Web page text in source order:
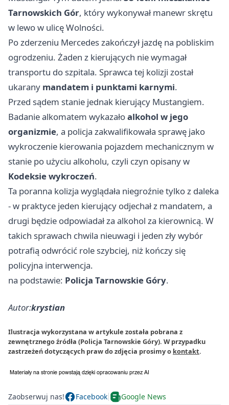
Tarnowskich Gór, który wykonywał manewr skrętu
w lewo w ulicę Wolności.
Po zderzeniu Mercedes zakończył jazdę na pobliskim
ogrodzeniu. Żaden z kierujących nie wymagał
transportu do szpitala. Sprawca tej kolizji został
ukarany mandatem i punktami karnymi.
Przed sądem stanie jednak kierujący Mustangiem.
Badanie alkomatem wykazałoalkohol w jego
organizmie, a policja zakwalifikowała sprawę jako
wykroczenie kierowania pojazdem mechanicznym w
stanie po użyciu alkoholu, czyli czyn opisany w
Kodeksie wykroczeń.
Ta poranna kolizja wyglądała niegroźnie tylko z daleka
- w praktyce jeden kierujący odjechał z mandatem, a
drugi będzie odpowiadał za alkohol za kierownicą. W
takich sprawach chwila nieuwagi i jeden zły wybór
potrafią odwrócić role szybciej, niż kończy się
policyjna interwencja.
na podstawie: Policja Tarnowskie Góry.
Autor:krystian
Ilustracja wykorzystana w artykule została pobrana z
zewnętrznego źródła (Policja Tarnowskie Góry). W przypadku
zastrzeżeń dotyczących praw do zdjęcia prosimy o kontakt.
Zaobserwuj nas! Facebook Google News